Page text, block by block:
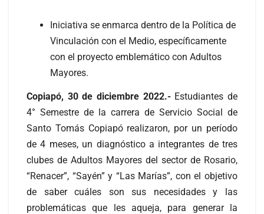
Iniciativa se enmarca dentro de la Política de
Vinculación con el Medio, específicamente
con el proyecto emblemático con Adultos
Mayores.
Copiapó, 30 de diciembre 2022.-Estudiantes de
4° Semestre de la carrera de Servicio Social de
Santo Tomás Copiapó realizaron, por un período
de 4 meses, un diagnóstico a integrantes de tres
clubes de Adultos Mayores del sector de Rosario,
“Renacer”, “Sayén” y “Las Marías”, con el objetivo
de saber cuáles son sus necesidades y las
problemáticas que les aqueja, para generar la